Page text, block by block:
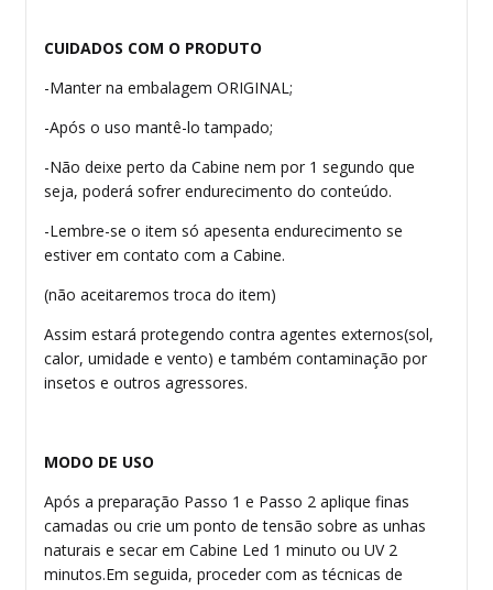
CUIDADOS COM O PRODUTO
-Manter na embalagem ORIGINAL;
-Após o uso mantê-lo tampado;
-Não deixe perto da Cabine nem por 1 segundo que
seja, poderá sofrer endurecimento do conteúdo.
-Lembre-se o item só apesenta endurecimento se
estiver em contato com a Cabine.
(não aceitaremos troca do item)
Assim estará protegendo contra agentes externos(sol,
calor, umidade e vento) e também contaminação por
insetos e outros agressores.
MODO DE USO
Após a preparação Passo 1 e Passo 2 aplique finas
camadas ou crie um ponto de tensão sobre as unhas
naturais e secar em Cabine Led 1 minuto ou UV 2
minutos.Em seguida, proceder com as técnicas de